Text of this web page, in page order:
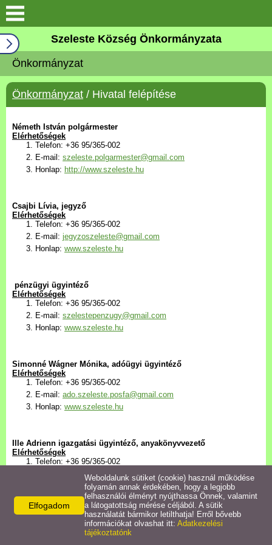
Keresés
Köszöntő
Falutörténet
Önkormányzat
Pályázatok
Aktualitások
Letöltések
Intézmények
Turizmus
Gazdaság
Hasznos linkek
Szeleste Község Önkormányzata
Önkormányzat
Önkormányzat / Hivatal felépítése
Németh István polgármester
Elérhetőségek
Telefon: +36 95/365-002
E-mail: szeleste.polgarmester@gmail.com
Honlap: http://www.szeleste.hu
Csajbi Lívia, jegyző
Elérhetőségek
Telefon: +36 95/365-002
E-mail: jegyzoszeleste@gmail.com
Honlap: www.szeleste.hu
pénzügyi ügyintéző
Elérhetőségek
Telefon: +36 95/365-002
E-mail: szelestepenzugy@gmail.com
Honlap: www.szeleste.hu
Simonné Wágner Mónika, adóügyi ügyintéző
Elérhetőségek
Telefon: +36 95/365-002
E-mail: ado.szeleste.posfa@gmail.com
Honlap: www.szeleste.hu
Ille Adrienn igazgatási ügyintéző, anyakönyvvezető
Elérhetőségek
Telefon: +36 95/365-002
szeleste.igazgatas@gmail.com
www.szeleste.hu
Elfogadom
Weboldalunk sütiket (cookie) használ működése
folyamán annak érdekében, hogy a legjobb
felhasználói élményt nyújthassa Önnek, valamint
a látogatottság mérése céljából. A sütik
használatát bármikor letilthatja! Erről bővebb
információkat olvashat itt: Adatkezelési
tájékoztatónk